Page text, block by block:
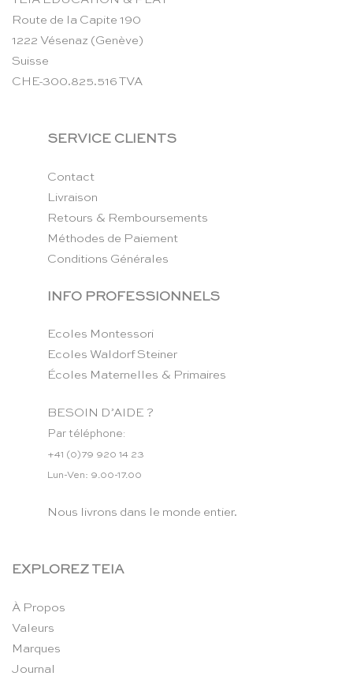
Route de la Capite 190
1222 Vésenaz (Genève)
Suisse
CHE-300.825.516 TVA
SERVICE CLIENTS
Contact
Livraison
Retours & Remboursements
Méthodes de Paiement
Conditions Générales
INFO PROFESSIONNELS
Ecoles Montessori
Ecoles Waldorf Steiner
Écoles Maternelles & Primaires
BESOIN D’AIDE ?
Par téléphone:
+41 (0)79 920 14 23
Lun-Ven: 9.00-17.00
Nous livrons dans le monde entier.
EXPLOREZ TEIA
À Propos
Valeurs
Marques
Journal